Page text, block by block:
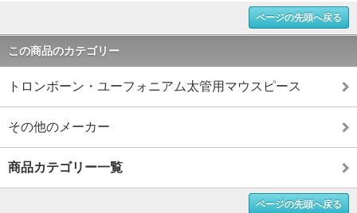
ページの先頭へ戻る
この商品のカテゴリー
トロンボーン・ユーフォニアム太管用マウスピース
その他のメーカー
商品カテゴリー一覧
ページの先頭へ戻る